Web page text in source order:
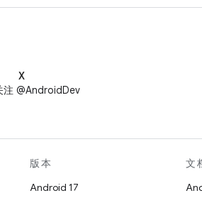
X
注 @AndroidDev
版本
Android 17
文